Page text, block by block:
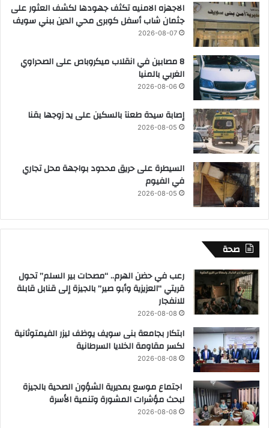
الاجهزه الامنيه تكثف جهودها لكشف العثور على
جثمان شاب أسفل كوبرى محي الدين ببني سويف
2026-08-07
8 مصابين في انقلاب ميكروباص على الصحراوي
الغربي بالمنيا
2026-08-06
إصابة سيدة طعنآ بالسكين على يد زوجها بقنا
2026-08-05
السيطرة على حريق محدود بواجهة محل تجاري
في الفيوم
2026-08-05
صحة
رعب في حضن الهرم.. “مصحات بير السلم” تحول
قريتي “العزيزية وأبو صير” بالجيزة إلى قنابل قابلة
للانفجار
2026-08-08
ابتكار بجامعة بنى سويف يوظف ليزر الفيمتوثانية
لكسر مقاومة الخلايا السرطانية
2026-08-08
اجتماع موسع بمديرية الشؤون الصحية بالجيزة
لبحث مؤشرات المشورة وتنمية الأسرة
2026-08-08